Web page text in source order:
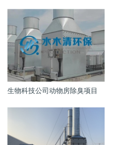
生物科技公司动物房除臭项目